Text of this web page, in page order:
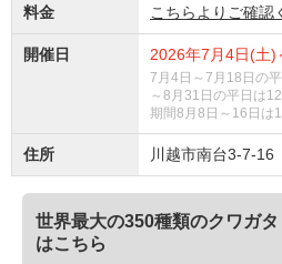
料金 こちらよりご確認
開催日 2026年7月4日(土)
7月4日～7月18日の
～8月31日の平日は
期間8月8日～16日は
住所 川越市南台3-7-16
世界最大の350種類のクワガ
はこちら